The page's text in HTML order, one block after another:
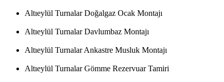
Altıeylül Turnalar Doğalgaz Ocak Montajı
Altıeylül Turnalar Davlumbaz Montajı
Altıeylül Turnalar Ankastre Musluk Montajı
Altıeylül Turnalar Gömme Rezervuar Tamiri